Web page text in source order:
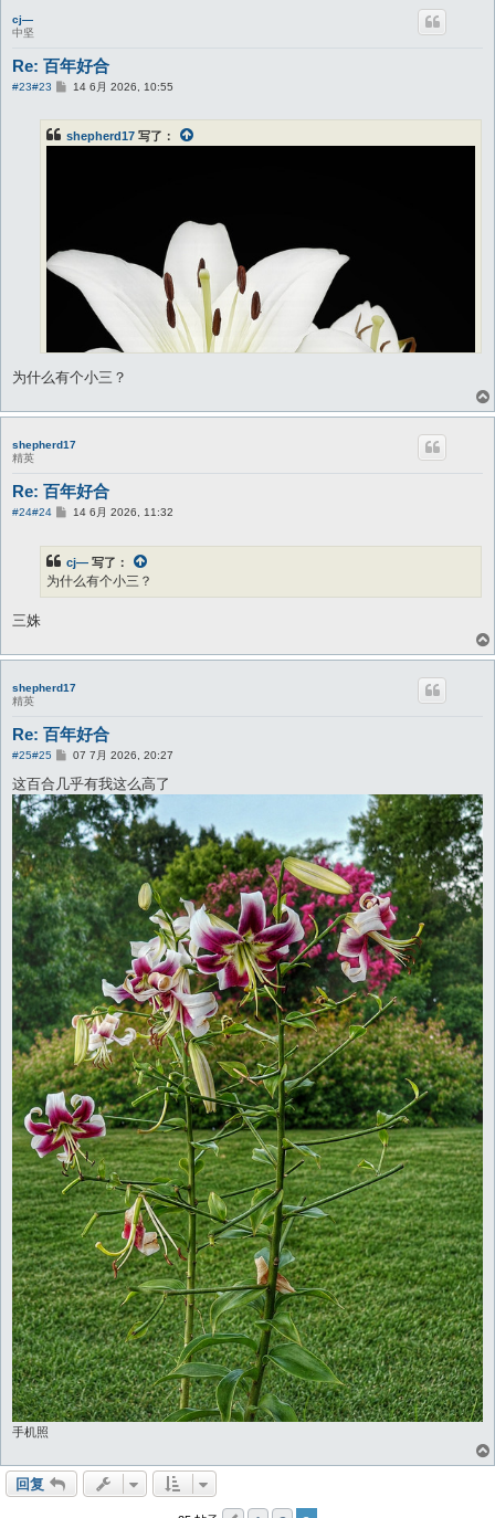
cj—
中坚
Re: 百年好合
#23#23
帖14 6月 2026, 10:55
shepherd17 写了：
手机照
为什么有个小三？
shepherd17
精英
Re: 百年好合
#24#24
帖
14 6月 2026, 11:32
cj— 写了：
为什么有个小三？
三姝
shepherd17
精英
Re: 百年好合
#25#25
帖
07 7月 2026, 20:27
这百合几乎有我这么高了
手机照
回复